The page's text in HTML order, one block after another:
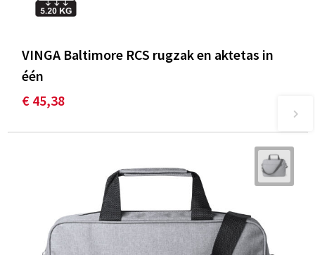
VINGA Baltimore RCS rugzak en aktetas in
één
€ 45,38